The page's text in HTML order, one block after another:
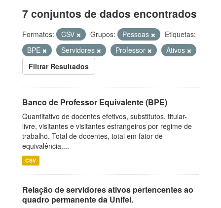
7 conjuntos de dados encontrados
Formatos: CSV Grupos: Pessoas
Etiquetas:
BPE
Servidores Professor
Ativos
Filtrar Resultados
Banco de Professor Equivalente (BPE)
Quantitativo de docentes efetivos, substitutos, titular-
livre, visitantes e visitantes estrangeiros por regime de
trabalho. Total de docentes, total em fator de
equivalência,...
CSV
Relação de servidores ativos pertencentes ao
quadro permanente da Unifei.